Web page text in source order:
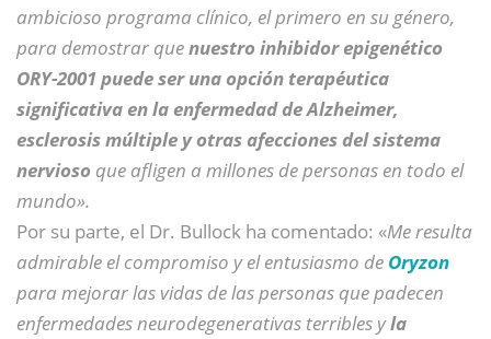
ambicioso programa clínico, el primero en su género,
para demostrar quenuestro inhibidor epigenético
ORY-2001 puede ser una opción terapéutica
significativa en la enfermedad de Alzheimer,
esclerosis múltiple y otras afecciones del sistema
nervioso que afligen a millones de personas en todo el
mundo».
Por su parte, el Dr. Bullock ha comentado: «Me resulta
admirable el compromiso y el entusiasmo de Oryzon
para mejorar las vidas de las personas que padecen
enfermedades neurodegenerativas terribles yla